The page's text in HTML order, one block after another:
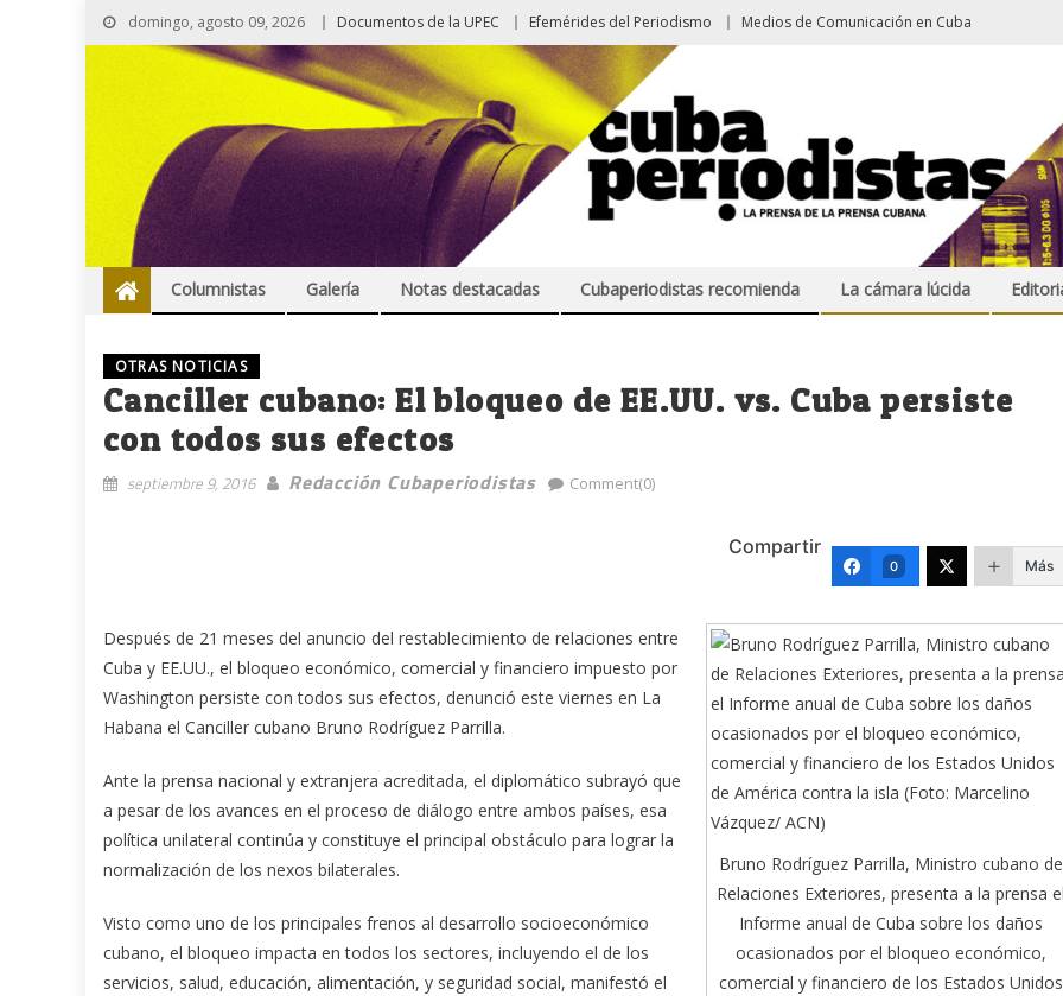
domingo, agosto 09, 2026 Documentos de la UPEC Efemérides del Periodismo Medios de Comunicación en Cuba
Columnistas Galería Notas destacadas Cubaperiodistas recomienda La cámara lúcida
OTRAS NOTICIAS
Canciller cubano: El bloqueo de EE.UU. vs. Cuba persiste
con todos sus efectos
septiembre 9, 2016 Redacción Cubaperiodistas Comment(0)
Compartir
0 Más
Bruno Rodríguez Parrilla, Ministro cubano de
Relaciones Exteriores, presenta a la prensa
Informe anual de Cuba sobre los daños
ocasionados por el bloqueo económico,
comercial y financiero de los Estados Unidos
Después de 21 meses del anuncio del restablecimiento de relaciones entre
Cuba y EE.UU., el bloqueo económico, comercial y financiero impuesto por
Washington persiste con todos sus efectos, denunció este viernes en La
Habana el Canciller cubano Bruno Rodríguez Parrilla.
Ante la prensa nacional y extranjera acreditada, el diplomático subrayó que
a pesar de los avances en el proceso de diálogo entre ambos países, esa
política unilateral continúa y constituye el principal obstáculo para lograr la
normalización de los nexos bilaterales.
Visto como uno de los principales frenos al desarrollo socioeconómico
cubano, el bloqueo impacta en todos los sectores, incluyendo el de los
servicios, salud, educación, alimentación, y seguridad social, manifestó el